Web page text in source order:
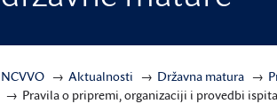
NCVVO Aktualnosti Državna matura
Pravila o pripremi, organizaciji i provedbi